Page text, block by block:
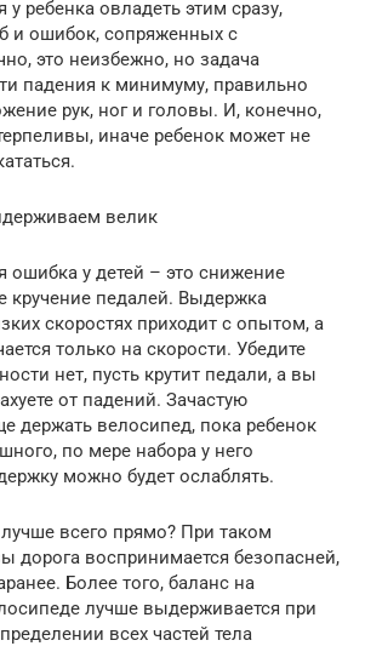
у ребенка овладеть этим сразу,
и ошибок, сопряженных с
это неизбежно, но задача
падения к минимуму, правильно
рук, ног и головы. И, конечно,
иначе ребенок может не
велик
ошибка у детей – это снижение
кручение педалей. Выдержка
скоростях приходит с опытом, а
только на скорости. Убедите
нет, пусть крутит педали, а вы
от падений. Зачастую
держать велосипед, пока ребенок
по мере набора у него
можно будет ослаблять.
всего прямо? При таком
дорога воспринимается безопасней,
Более того, баланс на
лучше выдерживается при
всех частей тела